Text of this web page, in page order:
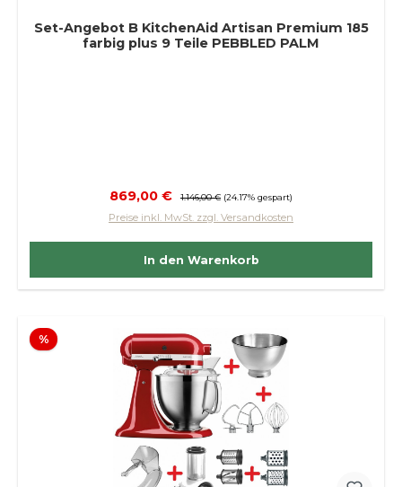
Set-Angebot B KitchenAid Artisan Premium 185
farbig plus 9 Teile PEBBLED PALM
Verkaufspreis:
869,00 € Regulärer Preis:
1.146,00 € (24.17% gespart)
Preise inkl. MwSt. zzgl. Versandkosten
In den Warenkorb
%Rabatt